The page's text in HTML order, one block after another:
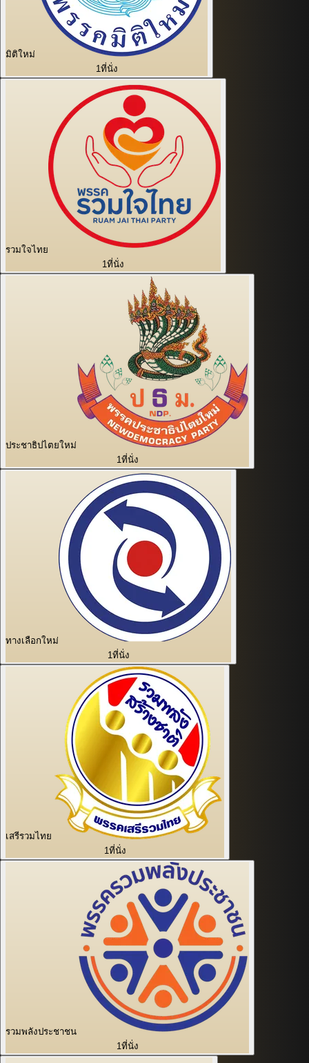
มิติใหม่
1ที่นั่ง
รวมใจไทย
1ที่นั่ง
ประชาธิปไตยใหม่
1ที่นั่ง
ทางเลือกใหม่
1ที่นั่ง
เสรีรวมไทย
1ที่นั่ง
รวมพลังประชาชน
1ที่นั่ง